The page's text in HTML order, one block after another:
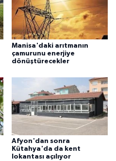
Manisa'daki arıtmanın
çamurunu enerjiye
dönüştürecekler
Afyon'dan sonra
Kütahya'da da kent
lokantası açılıyor